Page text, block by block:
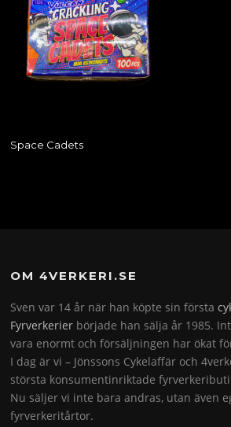
Space Cadets
OM 4VERKERI.SE
Sven var 14 år när han köpte sin första
Fyrverkerier började han sälja år 1985.
vara enormt och försäljningen har ökat
I dag är vi – Jönssons Cykelaffär och
största konsumentinriktade
Nu säljer vi inte bara andras, utan även
fyrverkeritårtor.